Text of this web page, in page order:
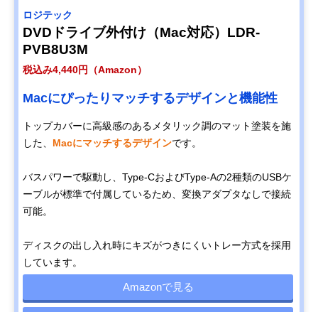
ロジテック
DVDドライブ外付け（Mac対応）LDR-
PVB8U3M
税込み4,440円（Amazon）
Macにぴったりマッチするデザインと機能性
トップカバーに高級感のあるメタリック調のマット塗装を施
した、 Macにマッチするデザインです。
バスパワーで駆動し、Type-CおよびType-Aの2種類のUSBケ
ーブルが標準で付属しているため、変換アダプタなしで接続
可能。
ディスクの出し入れ時にキズがつきにくいトレー方式を採用
しています。
Amazonで見る